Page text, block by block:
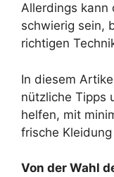
Allerdings kann
schwierig sein,
richtigen
In diesem
nützliche Tipps
helfen, mit
frische
Von der Wahl